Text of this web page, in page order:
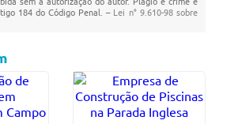
184 do Código Penal. – Lei n° 9.610-98 sobre